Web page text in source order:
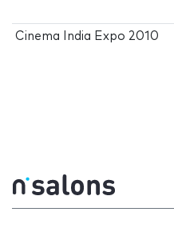
Cinema India Expo 2010